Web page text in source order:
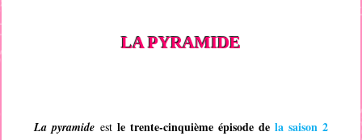
LA PYRAMIDE
La pyramideestle trente-cinquième épisode dela saison 2